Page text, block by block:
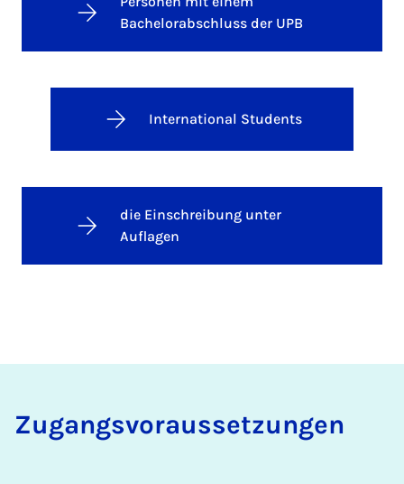
Bachelorabschluss der UPB
International Students
die Einschreibung unter
Auflagen
Zugangsvoraussetzungen